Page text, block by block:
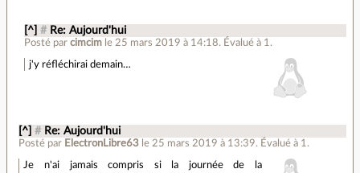
[^] # Re: Aujourd'hui
Posté par cimcim le 25 mars 2019 à 14:18. Évalué à 1 .
j'y réfléchirai demain…
[^] # Re: Aujourd'hui
Posté par ElectronLibre63 le 25 mars 2019 à 13:39. Évalué à 1 .
Je n'ai jamais compris si la journée de la